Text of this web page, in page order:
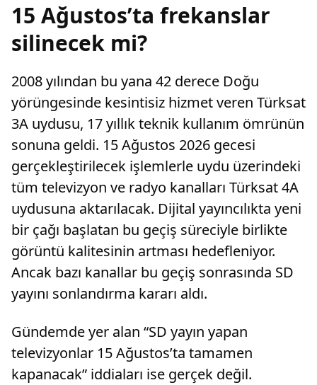
15 Ağustos’ta frekanslar
silinecek mi?
2008 yılından bu yana 42 derece Doğu
yörüngesinde kesintisiz hizmet veren Türksat
3A uydusu, 17 yıllık teknik kullanım ömrünün
sonuna geldi. 15 Ağustos 2026 gecesi
gerçekleştirilecek işlemlerle uydu üzerindeki
tüm televizyon ve radyo kanalları Türksat 4A
uydusuna aktarılacak. Dijital yayıncılıkta yeni
bir çağı başlatan bu geçiş süreciyle birlikte
görüntü kalitesinin artması hedefleniyor.
Ancak bazı kanallar bu geçiş sonrasında SD
yayını sonlandırma kararı aldı.
Gündemde yer alan “SD yayın yapan
televizyonlar 15 Ağustos’ta tamamen
kapanacak” iddiaları ise gerçek değil.